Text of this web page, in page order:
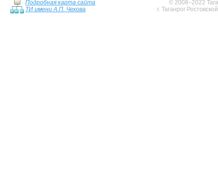
Подробная карта сайта
ТИ имени А.П. Чехова
© 2008–2022
г. Таганрог